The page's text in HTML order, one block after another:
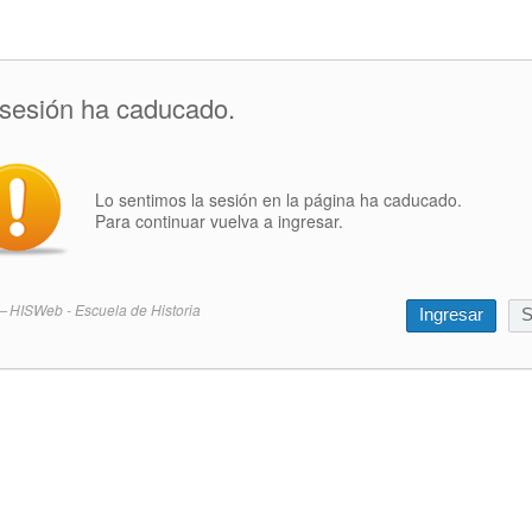
ha caducado.
Lo sentimos la sesión en la página ha caducado.
Para continuar vuelva a ingresar.
HISWeb - Escuela de Historia Ingresar